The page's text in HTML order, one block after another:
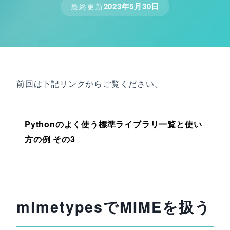
最終更新2023年5月30日
前回は下記リンクからご覧ください。
Pythonのよく使う標準ライブラリ一覧と使い
方の例 その3
mimetypesでMIMEを扱う